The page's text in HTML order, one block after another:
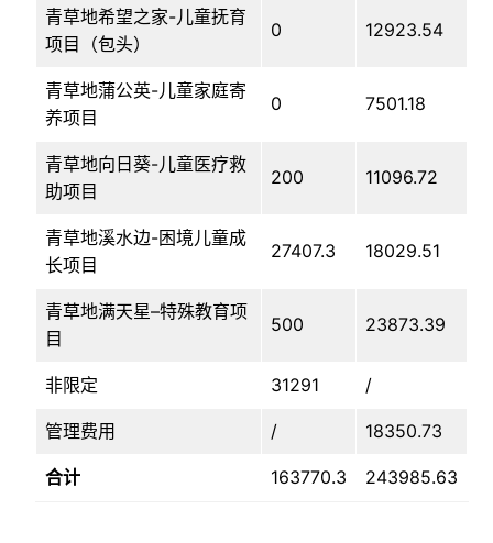
青草地希望之家-儿童抚育
项目（包头）
0 12923.54
青草地蒲公英-儿童家庭寄
养项目
0 7501.18
青草地向日葵-儿童医疗救
助项目
200 11096.72
青草地溪水边-困境儿童成
长项目
27407.3 18029.51
青草地满天星–特殊教育项
目
500 23873.39
非限定 31291 /
管理费用 / 18350.73
合计 163770.3 243985.63